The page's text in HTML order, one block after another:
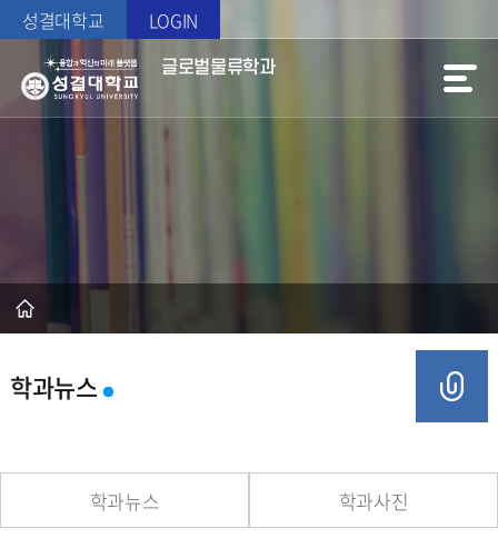
성결대학교 LOGIN
글로벌물류학과
학과뉴스
학과뉴스 학과사진